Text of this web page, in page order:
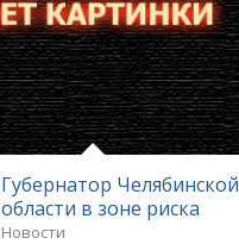
Губернатор Челябинской
области в зоне риска
Новости